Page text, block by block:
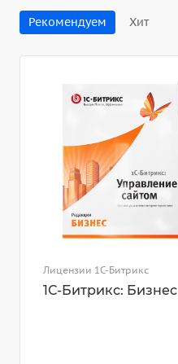
Рекомендуем Хит
Лицензии 1С-Битрикс
1С-Битрикс: Бизнес